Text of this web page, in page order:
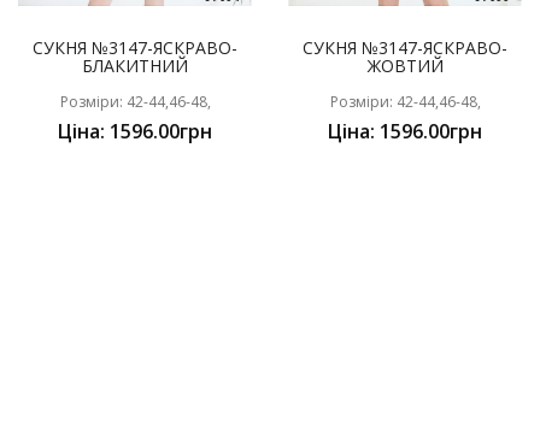
СУКНЯ №3147-ЯСКРАВО-
БЛАКИТНИЙ
Розміри: 42-44,46-48,
Ціна: 1596.00грн
СУКНЯ №3147-ЯСКРАВО-
ЖОВТИЙ
Розміри: 42-44,46-48,
Ціна: 1596.00грн